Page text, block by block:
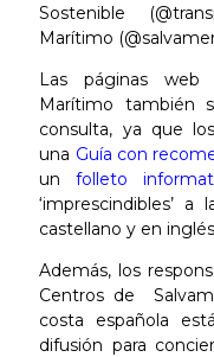
Sostenible
Marítimo
Las páginas web
Marítimo también
consulta, ya que
una Guía con
unfolleto
‘imprescindibles’
castellano y en
Además, los
Centros de
costa española
difusión para